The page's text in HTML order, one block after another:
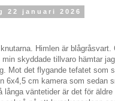
22 januari 2026
Himlen är
min skyddade tillvaro hämtar
Mot det flygande tefatet som
6x4,5 cm kamera som sedan
långa väntetider är det för